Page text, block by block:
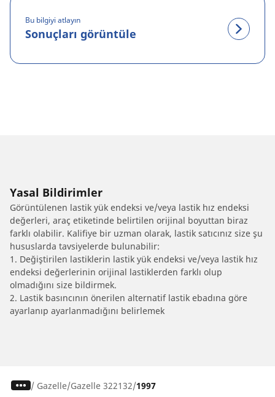
Bu bilgiyi atlayın
Sonuçları görüntüle
Yasal Bildirimler
Görüntülenen lastik yük endeksi ve/veya lastik hız endeksi
değerleri, araç etiketinde belirtilen orijinal boyuttan biraz
farklı olabilir. Kalifiye bir uzman olarak, lastik satıcınız size şu
hususlarda tavsiyelerde bulunabilir:
1. Değiştirilen lastiklerin lastik yük endeksi ve/veya lastik hız
endeksi değerlerinin orijinal lastiklerden farklı olup
olmadığını size bildirmek.
2. Lastik basıncının önerilen alternatif lastik ebadına göre
ayarlanıp ayarlanmadığını belirlemek
/ Gazelle Gazelle 322132 1997